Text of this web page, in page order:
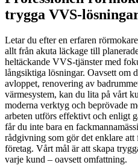
trygga VVS-
Letar du efter en erfaren
allt från akuta läckage till
heltäckande VVS-tjänster med
långsiktiga lösningar. Oavsett om
avloppet, renovering av
värmesystem, kan du lita på vårt
moderna verktyg och beprövade
arbeten utförs effektivt och enligt
får du inte bara en
rådgivning som gör det enklare
företag. Vårt mål är att skapa
varje kund – oavsett omfattning.